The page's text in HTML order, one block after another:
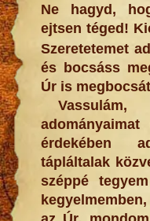
Ne hagyd,
ejtsen téged!
Szeretetemet
és bocsáss
Úr is
Vassulám,
érdekében
tápláltalak
széppé